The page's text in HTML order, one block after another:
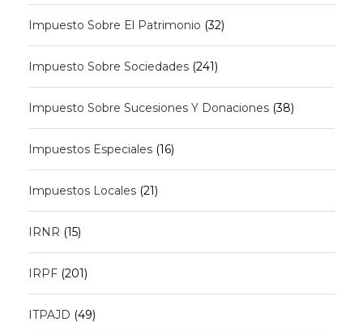
Impuesto Sobre El Patrimonio (32)
Impuesto Sobre Sociedades (241)
Impuesto Sobre Sucesiones Y Donaciones (38)
Impuestos Especiales (16)
Impuestos Locales (21)
IRNR (15)
IRPF (201)
ITPAJD (49)